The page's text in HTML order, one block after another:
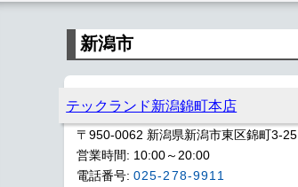
新潟市
テックランド新潟錦町本店
〒950-0062 新潟県新潟市東区錦町3-25
営業時間: 10:00～20:00
電話番号: 025-278-9911